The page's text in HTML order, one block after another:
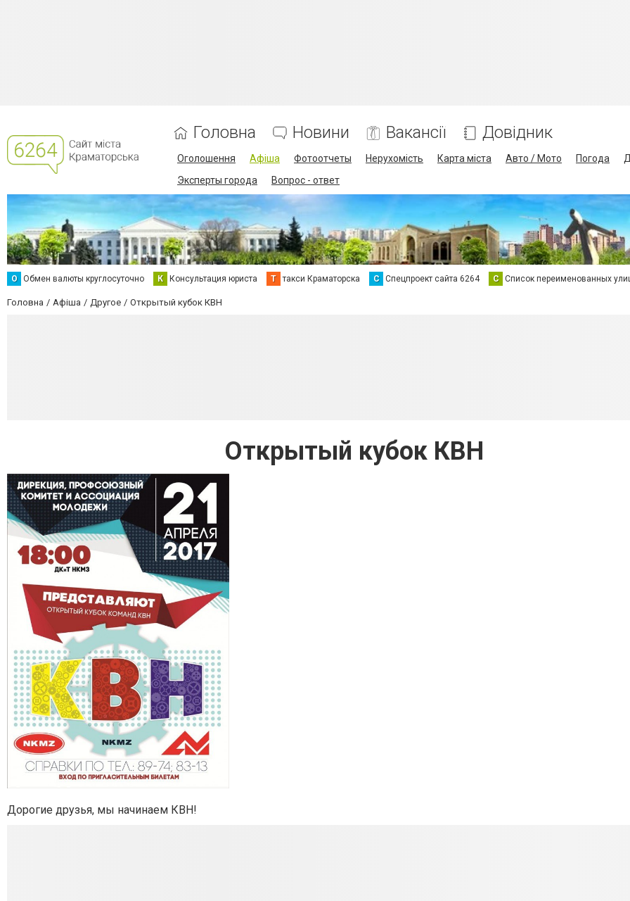
Головна Новини Вакансії Довідник
Оголошення Афіша Фотоотчеты Нерухомість Карта міста Авто / Мото Погода
Эксперты города
Вопрос - ответ
О Обмен валюты круглосуточно К Консультация юриста Т такси Краматорска С Спецпроект сайта 6264 С Список переименованных
Головна Афіша Другое Открытый кубок КВН
Открытый кубок КВН
Дорогие друзья, мы начинаем КВН!